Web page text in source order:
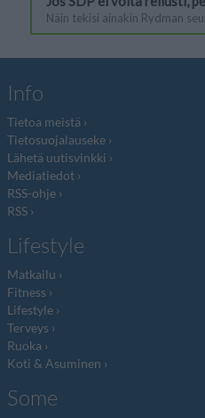
Info
Tietoa meistä
Tietosuojalauseke
Lähetä uutisvinkki
Mediatiedot
RSS-ohje
RSS
Lifestyle
Matkailu
Fitness
Lifestyle
Terveys
Ruoka
Koti & Asuminen
Some